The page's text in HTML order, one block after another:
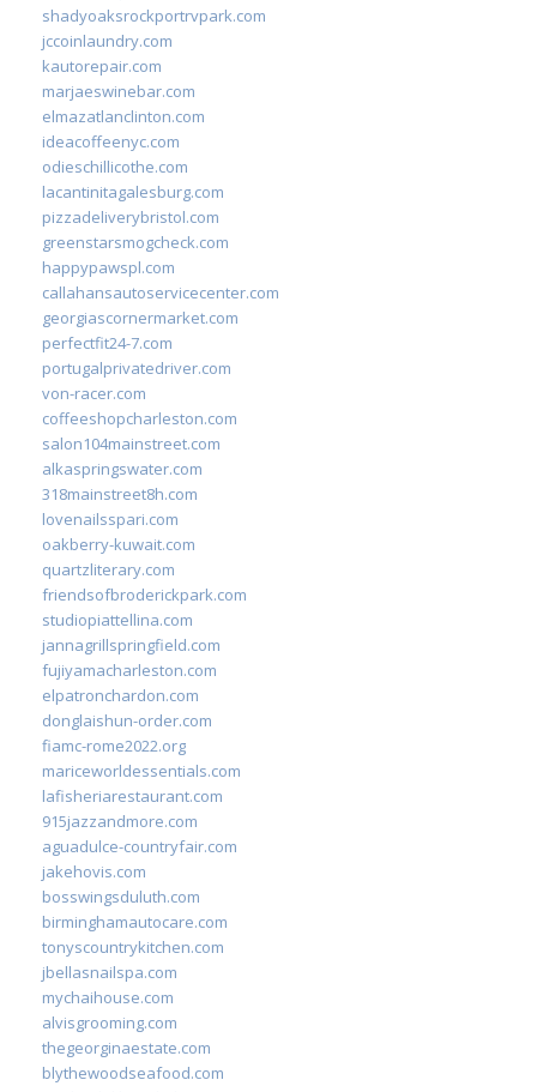
shadyoaksrockportrvpark.com
jccoinlaundry.com
kautorepair.com
marjaeswinebar.com
elmazatlanclinton.com
ideacoffeenyc.com
odieschillicothe.com
lacantinitagalesburg.com
pizzadeliverybristol.com
greenstarsmogcheck.com
happypawspl.com
callahansautoservicecenter.com
georgiascornermarket.com
perfectfit24-7.com
portugalprivatedriver.com
von-racer.com
coffeeshopcharleston.com
salon104mainstreet.com
alkaspringswater.com
318mainstreet8h.com
lovenailsspari.com
oakberry-kuwait.com
quartzliterary.com
friendsofbroderickpark.com
studiopiattellina.com
jannagrillspringfield.com
fujiyamacharleston.com
elpatronchardon.com
donglaishun-order.com
fiamc-rome2022.org
mariceworldessentials.com
lafisheriarestaurant.com
915jazzandmore.com
aguadulce-countryfair.com
jakehovis.com
bosswingsduluth.com
birminghamautocare.com
tonyscountrykitchen.com
jbellasnailspa.com
mychaihouse.com
alvisgrooming.com
thegeorginaestate.com
blythewoodseafood.com